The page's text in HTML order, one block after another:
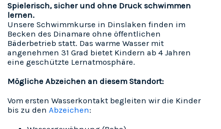
Spielerisch, sicher und ohne Druck schwimmen
lernen.
Unsere Schwimmkurse in Dinslaken finden im
Becken des Dinamare ohne öffentlichen
Bäderbetrieb statt. Das warme Wasser mit
angenehmen 31 Grad bietet Kindern ab 4 Jahren
eine geschützte Lernatmosphäre.
Mögliche Abzeichen an diesem Standort:
Vom ersten Wasserkontakt begleiten wir die Kinder
bis zu den Abzeichen: